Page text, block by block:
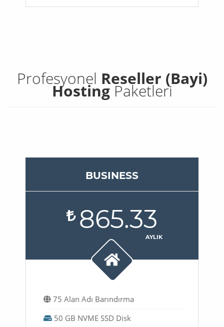
Profesyonel Reseller (Bayi)
HostingPaketleri
BUSINESS
865.33
AYLIK
75 Alan Adı Barındırma
50 GB NVME SSD Disk